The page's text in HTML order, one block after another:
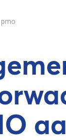
pmo